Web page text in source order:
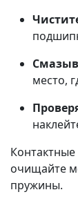
место,
очищайте
пружины.